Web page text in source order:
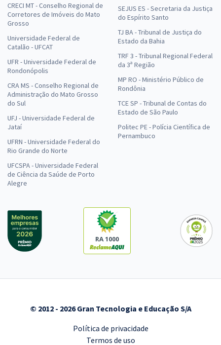
CRECI MT - Conselho Regional de
Corretores de Imóveis do Mato
Grosso
Universidade Federal de
Catalão - UFCAT
UFR - Universidade Federal de
Rondonópolis
CRA MS - Conselho Regional de
Administração do Mato Grosso
do Sul
UFJ - Universidade Federal de
Jataí
UFRN - Universidade Federal do
Rio Grande do Norte
UFCSPA - Universidade Federal
de Ciência da Saúde de Porto
Alegre
SEJUS ES - Secretaria da Justiça
do Espírito Santo
TJ BA - Tribunal de Justiça do
Estado da Bahia
TRF 3 - Tribunal Regional Federal
da 3ª Região
MP RO - Ministério Público de
Rondônia
TCE SP - Tribunal de Contas do
Estado de São Paulo
Politec PE - Polícia Científica de
Pernambuco
RA 1000
© 2012 - 2026 Gran Tecnologia e Educação S/A
Política de privacidade
Termos de uso